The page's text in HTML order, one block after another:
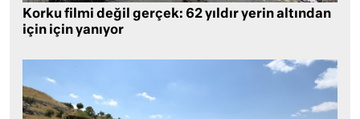
Korku filmi değil gerçek: 62 yıldır yerin altından
için için yanıyor